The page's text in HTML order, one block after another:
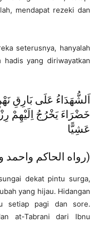
mendapat rezeki dan
seterusnya, hanyalah
hadis yang diriwayatkan
اَلشُّهَدَاءُ عَلَى بَارِقِ
خَضْرَاءَ يَخْرُجُ اِلَيْهِمْ
عَشِيًّا
(رواه الحاكم واحمد والطبراني عن ابن عبّاس)
dekat pintu surga,
yang hijau. Hidangan
setiap pagi dan sore.
at-Tabrani dari Ibnu